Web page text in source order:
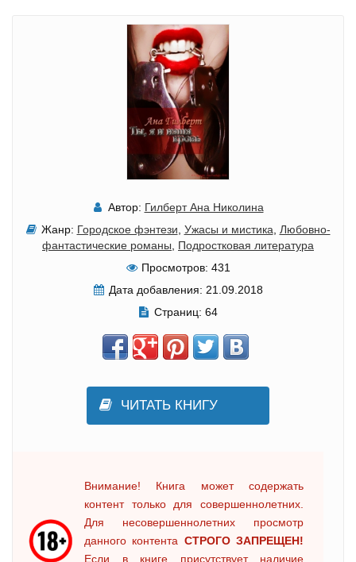
Автор: Гилберт Ана Николина
Жанр: Городское фэнтези Ужасы и мистика
Любовно-
фантастические романы
Подростковая литература
Просмотров: 431
Дата добавления: 21.09.2018
Страниц: 64
ЧИТАТЬ КНИГУ
Внимание! Книга может содержать
контент только для совершеннолетних.
Для несовершеннолетних просмотр
данного контента СТРОГО ЗАПРЕЩЕН!
Если в книге присутствует наличие